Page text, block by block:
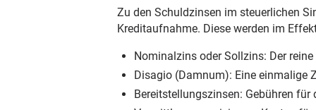
Zu den Schuldzinsen im steuerlichen
Kreditaufnahme. Diese werden im
Nominalzins oder Sollzins: Der
Disagio (Damnum): Eine einmalige
Bereitstellungszinsen: Gebühren